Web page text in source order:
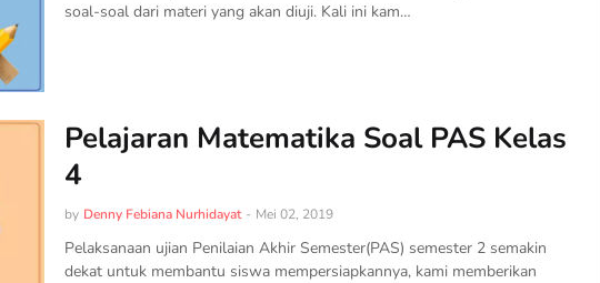
soal-soal dari materi yang akan diuji. Kali ini kam…
Pelajaran Matematika Soal PAS Kelas
4
by Denny Febiana Nurhidayat - Mei 02, 2019
Pelaksanaan ujian Penilaian Akhir Semester(PAS) semester 2 semakin
dekat untuk membantu siswa mempersiapkannya, kami memberikan